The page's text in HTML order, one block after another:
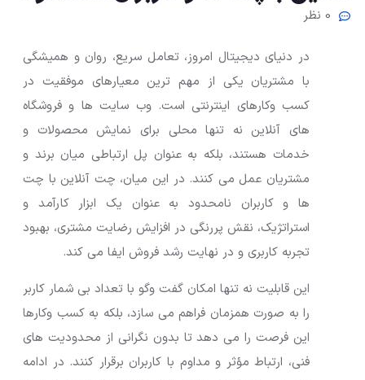
0 نظر
در دنیای دیجیتال امروز، تعامل سریع، روان و همیشگی
با مشتریان یکی از مهم ترین معیارهای موفقیت در
کسب وکارهای اینترنتی است. وب سایت ها و فروشگاه
های آنلاین نه تنها محلی برای نمایش محصولات و
خدمات هستند، بلکه به عنوان پل ارتباطی میان برند و
مشتریان عمل می کنند. در این میان، چت آنلاین با چت
ها و کاربران نامحدود به عنوان یک ابزار کارآمد و
استراتژیک، نقش پررنگی در افزایش رضایت مشتری، بهبود
تجربه کاربری و در نهایت رشد فروش ایفا می کند.
این قابلیت نه تنها امکان گفت وگو با تعداد بی شمار کاربر
را به صورت همزمان فراهم می سازد، بلکه به کسب وکارها
این فرصت را می دهد تا بدون نگرانی از محدودیت های
فنی، ارتباط مؤثر و مداوم با کاربران برقرار کنند. در ادامه